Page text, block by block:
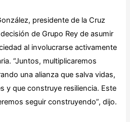
presidente de la Cruz
de Grupo Rey de asumir
al involucrarse activamente
“Juntos, multiplicaremos
una alianza que salva vidas,
y que construye resiliencia. Este
seguir construyendo”, dijo.